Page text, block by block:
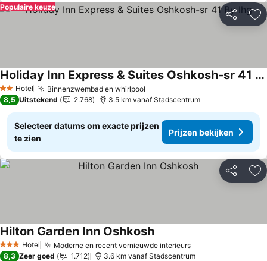
Delen
Populaire keuze
2 Sterren
Hotel Binnenzwembad en whirlpool
Holiday Inn Express & Suites Oshkosh-sr 41 By Ihg
8,5 Uitstekend 2.768 3.5 km vanaf Stadscentrum
Selecteer datums om exacte prijzen
te zien
Prijzen bekijken
Delen
3 SterrenHotel Moderne en recent vernieuwde interieurs
Hilton Garden Inn Oshkosh
8,3 Zeer goed 1.712 3.6 km vanaf Stadscentrum